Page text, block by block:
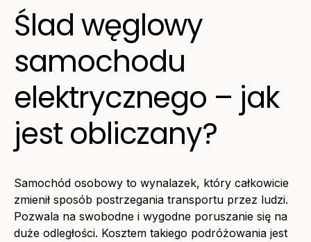
Ślad węglowy
samochodu
elektrycznego – jak
jest obliczany?
Samochód osobowy to wynalazek, który całkowicie
zmienił sposób postrzegania transportu przez ludzi.
Pozwala na swobodne i wygodne poruszanie się na
duże odległości. Kosztem takiego podróżowania jest